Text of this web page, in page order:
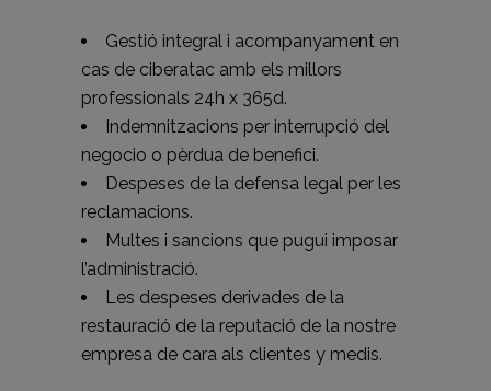
Gestió integral i acompanyament en
cas de ciberatac amb els millors
professionals 24h x 365d.
Indemnitzacions per interrupció del
negocio o pèrdua de benefici.
Despeses de la defensa legal per les
reclamacions.
Multes i sancions que pugui imposar
l’administració.
Les despeses derivades de la
restauració de la reputació de la nostre
empresa de cara als clientes y medis.